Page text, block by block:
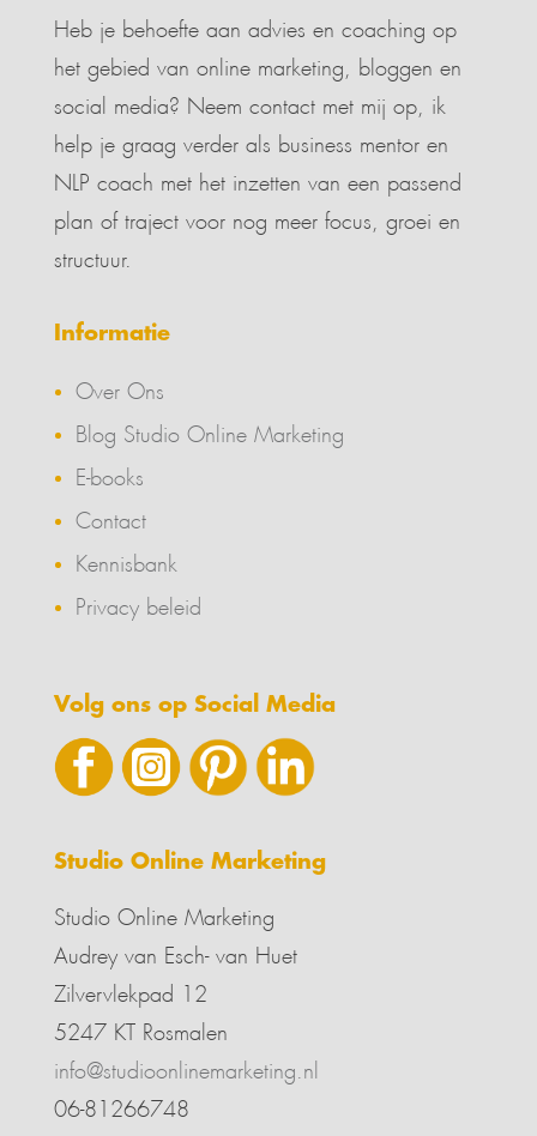
Heb je behoefte aan advies en coaching op
het gebied van online marketing, bloggen en
social media? Neem contact met mij op, ik
help je graag verder als business mentor en
NLP coach met het inzetten van een passend
plan of traject voor nog meer focus, groei en
structuur.
Informatie
Over Ons
Blog Studio Online Marketing
E-books
Contact
Kennisbank
Privacy beleid
Volg ons op Social Media
Studio Online Marketing
Studio Online Marketing
Audrey van Esch- van Huet
Zilvervlekpad 12
5247 KT Rosmalen
info@studioonlinemarketing.nl
06-81266748